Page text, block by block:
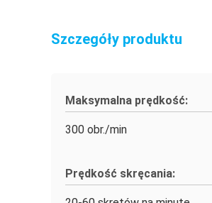
Szczegóły produktu
Maksymalna prędkość:
300 obr./min
Prędkość skręcania: